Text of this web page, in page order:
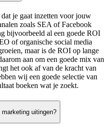
je gaat inzetten voor jouw
zoals SEA of Facebook
bijvoorbeeld al een goede ROI
of organische social media
maar is de ROI op lange
aan om een goede mix van
het ook af van de kracht van
wij een goede selectie van
boeken wat je zoekt.
uitingen?